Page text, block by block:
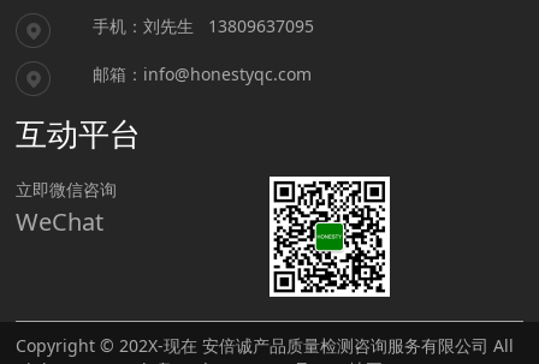
手机：刘先生 13809637095
邮箱：info@honestyqc.com
互动平台
立即微信咨询
WeChat
Copyright © 202X-现在 安倍诚产品质量检测咨询服务有限公司 All